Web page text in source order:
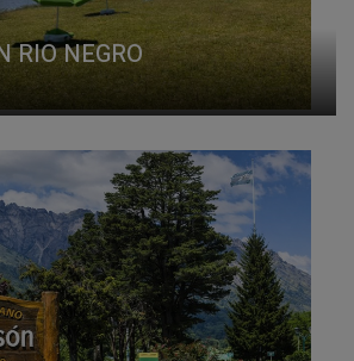
RIO NEGRO